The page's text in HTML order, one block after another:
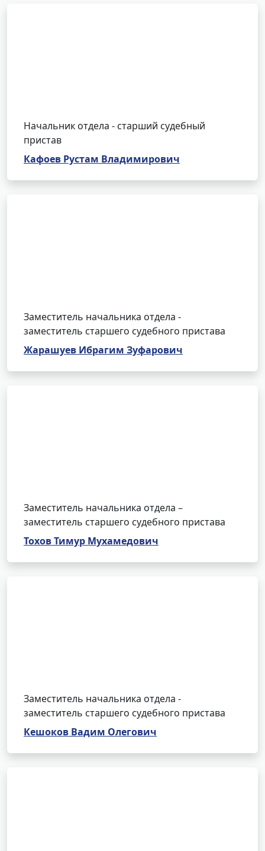
Начальник отдела - старший судебный
пристав
Кафоев Рустам Владимирович
Заместитель начальника отдела -
заместитель старшего судебного пристава
Жарашуев Ибрагим Зуфарович
Заместитель начальника отдела –
заместитель старшего судебного пристава
Тохов Тимур Мухамедович
Заместитель начальника отдела -
заместитель старшего судебного пристава
Кешоков Вадим Олегович